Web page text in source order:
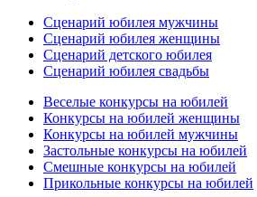
Сценарий юбилея мужчины
Сценарий юбилея женщины
Сценарий детского юбилея
Сценарий юбилея свадьбы
Веселые конкурсы на юбилей
Конкурсы на юбилей женщины
Конкурсы на юбилей мужчины
Застольные конкурсы на юбилей
Смешные конкурсы на юбилей
Прикольные конкурсы на юбилей